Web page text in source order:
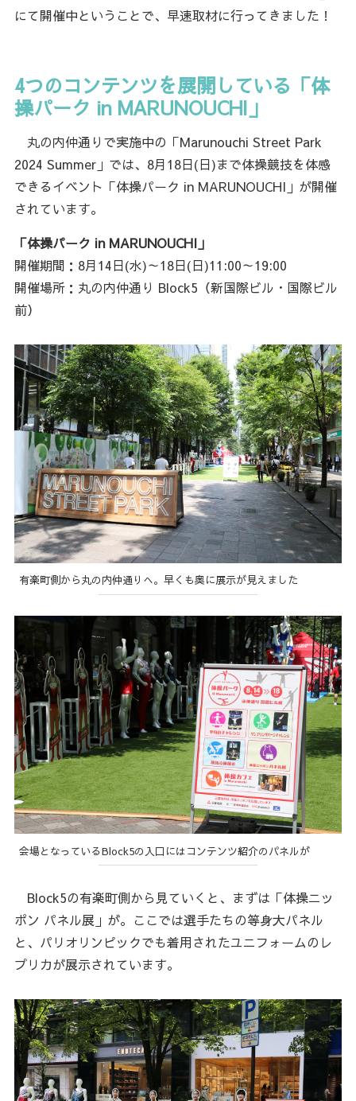
にて開催中ということで、早速取材に行ってきました！
4つのコンテンツを展開している「体
操パーク in MARUNOUCHI」
丸の内仲通りで実施中の「Marunouchi Street Park
2024 Summer」では、8月18日(日)まで体操競技を体感
できるイベント「体操パーク in MARUNOUCHI」が開催
されています。
「体操パーク in MARUNOUCHI」
開催期間：8月14日(水)～18日(日)11:00～19:00
開催場所：丸の内仲通り Block5（新国際ビル・国際ビル
前）
有楽町側から丸の内仲通りへ。早くも奥に展示が見えました
会場となっているBlock5の入口にはコンテンツ紹介のパネルが
Block5の有楽町側から見ていくと、まずは「体操ニッ
ポン パネル展」が。ここでは選手たちの等身大パネル
と、パリオリンピックでも着用されたユニフォームのレ
プリカが展示されています。